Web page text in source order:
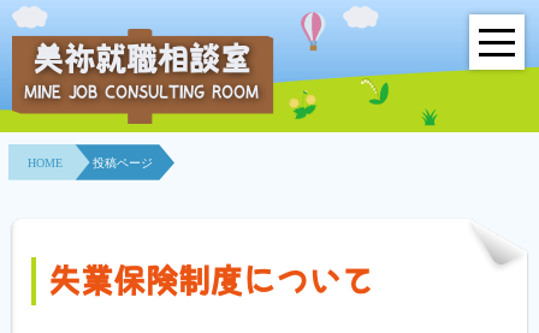
HOME
事業所紹介
相談室とは？
美祢就職相談室
MINE JOB CONSULTING ROOM
HOME 投稿ページ
失業保険制度について